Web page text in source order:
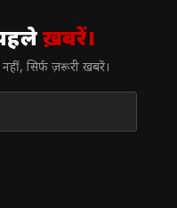
ख़बरें।
सिर्फ ज़रूरी खबरें।